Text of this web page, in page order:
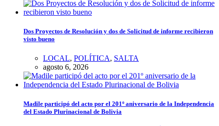
Dos Proyectos de Resolución y dos de Solicitud de informe recibieron
visto bueno
LOCAL, POLÍTICA, SALTA
agosto 6, 2026
Madile participó del acto por el 201º aniversario de la Independencia
del Estado Plurinacional de Bolivia